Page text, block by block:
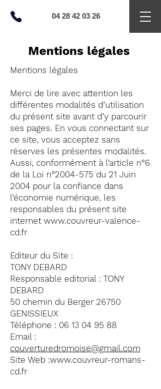
04 28 42 03 26
Mentions légales
Mentions légales
Merci de lire avec attention les
différentes modalités d’utilisation
du présent site avant d’y parcourir
ses pages. En vous connectant sur
ce site, vous acceptez sans
réserves les présentes modalités.
Aussi, conformément à l’article n°6
de la Loi n°2004-575 du 21 Juin
2004 pour la confiance dans
l’économie numérique, les
responsables du présent site
internet www.couvreur-valence-
cd.fr
Editeur du Site :
TONY DEBARD
Responsable editorial : TONY
DEBARD
50 chemin du Berger 26750
GENISSIEUX
Téléphone : 06 13 04 95 88
Email :
couverturedromoise@gmail.com
Site Web :www.couvreur-romans-
cd.fr